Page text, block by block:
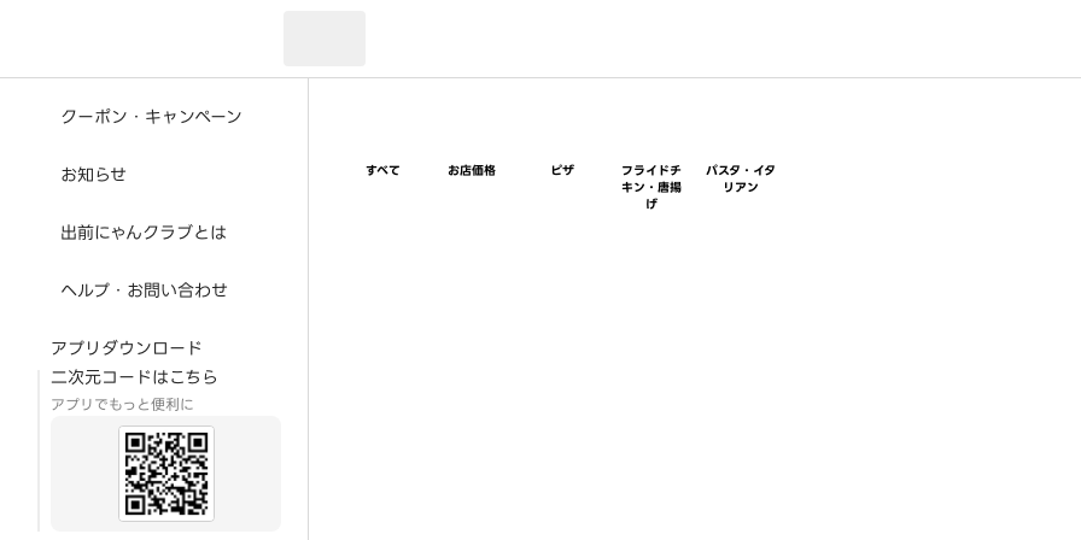
クーポン・キャンペーン
お知らせ
出前にゃんクラブとは
ヘルプ・お問い合わせ
アプリダウンロード
二次元コードはこちら
アプリでもっと便利に
すべて お店価格 ピザ
フライドチ
キン・唐揚
げ
パスタ・イタ
リアン